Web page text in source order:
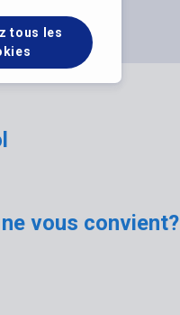
vous convient?
tous les